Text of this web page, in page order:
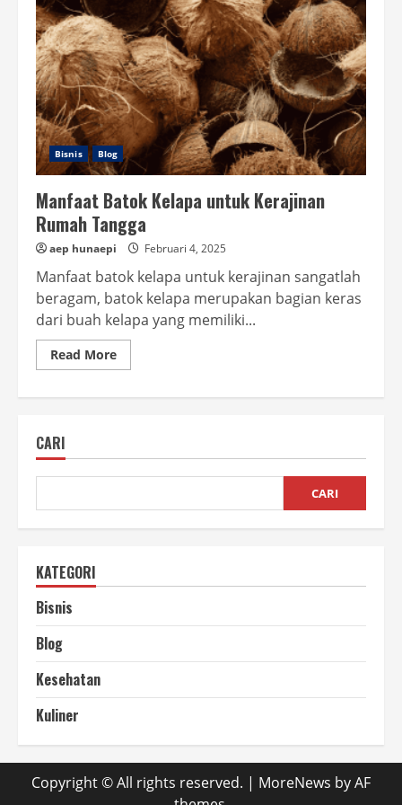
Bisnis Blog
Manfaat Batok Kelapa untuk Kerajinan
Rumah Tangga
aep hunaepi Februari 4, 2025
Manfaat batok kelapa untuk kerajinan sangatlah
beragam, batok kelapa merupakan bagian keras
dari buah kelapa yang memiliki...
Read MoreRead
more
Rumah
CARI
CARI
KATEGORI
Bisnis
Blog
Kesehatan
Kuliner
Copyright © All rights reserved. | MoreNews by AF